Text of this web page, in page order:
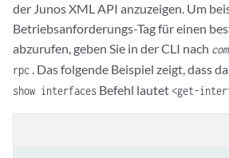
der Junos XML API anzuzeigen. Um
Betriebsanforderungs-Tag für einen
abzurufen, geben Sie in der CLI nach
rpc . Das folgende Beispiel zeigt, dass
show interfaces Befehl lautet<get-